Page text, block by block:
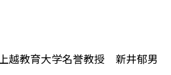
越教育大学名誉教授 新井郁男